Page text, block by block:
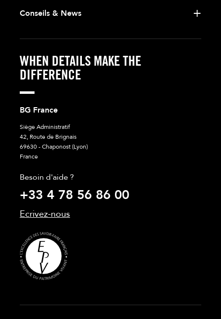
Conseils & News
WHEN DETAILS MAKE THE
DIFFERENCE
BG France
Siège Administratif
42, Route de Brignais
69630 - Chaponost (Lyon)
France
Besoin d'aide ?
+33 4 78 56 86 00
Ecrivez-nous